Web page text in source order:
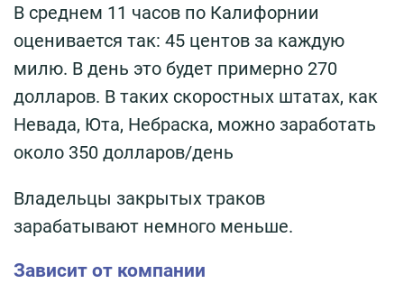
В среднем 11 часов по Калифорнии
оценивается так: 45 центов за каждую
милю. В день это будет примерно 270
долларов. В таких скоростных штатах, как
Невада, Юта, Небраска, можно заработать
около 350 долларов/день
Владельцы закрытых траков
зарабатывают немного меньше.
Зависит от компании